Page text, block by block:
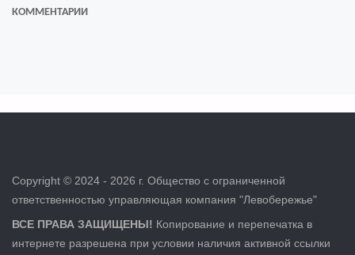
КОММЕНТАРИИ
Copyright © 2024 - 2026 г. Общество с ограниченной
ответственностью управляющая компания "Левобережье"
ВСЕ ПРАВА ЗАЩИЩЕНЫ! Копирование и перепечатка в
интернете разрешена при условии наличия активной ссылки